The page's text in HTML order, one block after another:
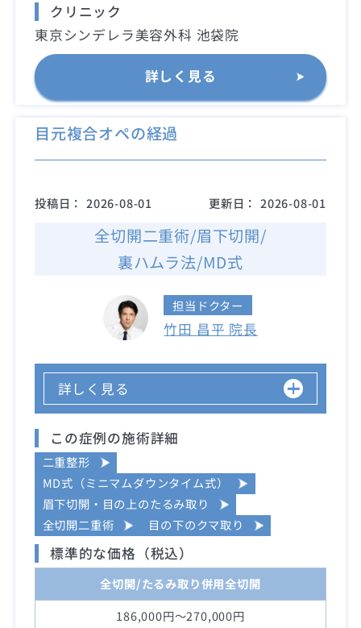
クリニック
東京シンデレラ美容外科 池袋院
詳しく見る
目元複合オペの経過
投稿日： 2026-08-01 更新日： 2026-08-01
全切開二重術/眉下切開/
裏ハムラ法/MD式
担当ドクター
竹田 昌平 院長
詳しく見る
この症例の施術詳細
二重整形
MD式（ミニマムダウンタイム式）
眉下切開・目の上のたるみ取り
全切開二重術
目の下のクマ取り
標準的な価格（税込）
全切開/たるみ取り併用全切開
186,000円～270,000円